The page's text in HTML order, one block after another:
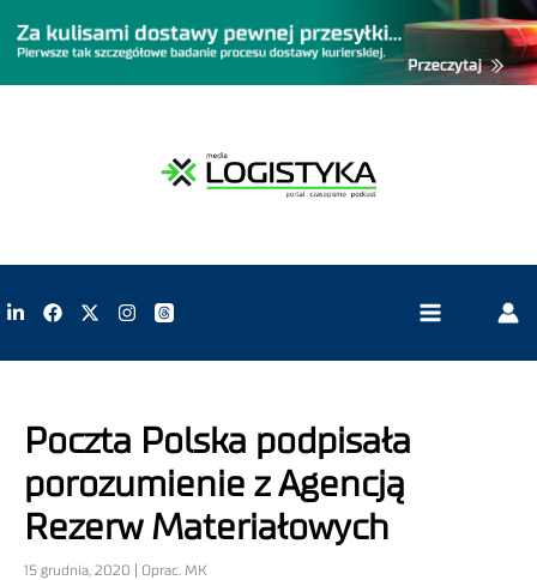
Poczta Polska podpisała
porozumienie z Agencją
Rezerw Materiałowych
15 grudnia, 2020 | Oprac. MK